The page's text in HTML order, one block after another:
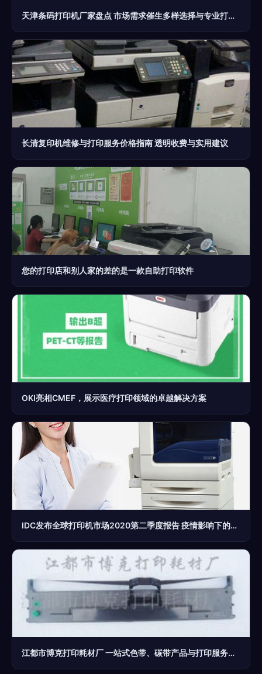
天津条码打印机厂家盘点 市场需求催生多样选择与专业打印服务
长清复印机维修与打印服务价格指南 透明收费与实用建议
您的打印店和别人家的差的是一款自助打印软件
OKI亮相CMEF，展示医疗打印领域的卓越解决方案
IDC发布全球打印机市场2020第二季度报告 疫情影响下的重塑与打印服务机遇
江都市博克打印耗材厂 一站式色带、碳带产品与打印服务解决方案